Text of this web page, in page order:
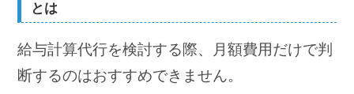
とは
給与計算代行を検討する際、月額費用だけで判
断するのはおすすめできません。